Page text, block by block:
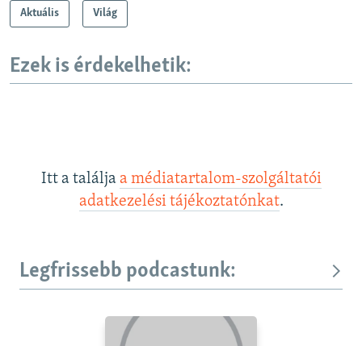
Aktuális Világ
Ezek is érdekelhetik:
Itt a találja a médiatartalom-szolgáltatói
adatkezelési tájékoztatónkat.
Legfrissebb podcastunk: